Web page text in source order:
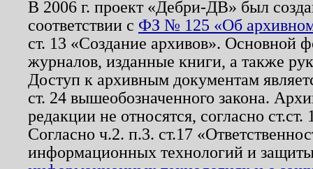
В 2006 г. проект «Дебри-ДВ» был
соответствии с ФЗ № 125 «Об
ст. 13 «Создание архивов». Основной
журналов, изданные книги, а также
Доступ к архивным документам
ст. 24 вышеобозначенного закона.
редакции не относятся, согласно
Согласно ч.2. п.3. ст.17
информационных технологий и